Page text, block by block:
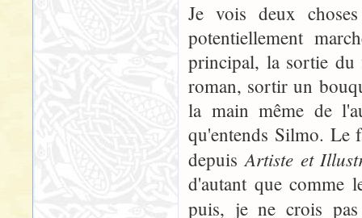
Je vois deux
potentiellement
principal, la sortie
roman, sortir un
la main même de
qu'entends Silmo. Le
depuisArtiste et
d'autant que comme
puis, je ne crois